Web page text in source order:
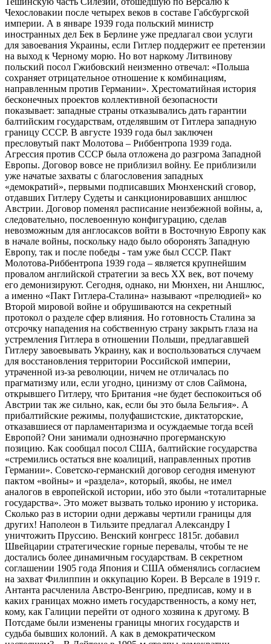
Чехословакии после четырех веков в составе Габсбургской
империи. А в январе 1939 года польский министр
иностранных дел Бек в Берлине уже предлагал свои услуги
для завоевания Украины, если Гитлер поддержит ее претензии
на выход к Черному морю. Но вот наркому Литвинову
польский посол Гжибовский неизменно отвечал: «Польша
сохраняет отрицательное отношение к комбинациям,
направленным против Германии». Хрестоматийная история
бесконечных проектов коллективной безопасности
показывает: западные страны отказывались дать гарантии
балтийским государствам, отделявшим от Гитлера западную
границу СССР. В августе 1939 года был заключен
пресловутый пакт Молотова – Риббентропа 1939 года.
Агрессия против СССР была отложена до разгрома Западной
Европы. Договор вовсе не приблизил войну. Ее приблизили
уже начатые захваты с благословения западных
«демократий», первыми подписавших Мюнхенский сговор,
отдавших Гитлеру Судеты и санкционировавших аншлюс
Австрии. Договор поменял расписание неизбежной войны, а,
следовательно, послевоенную конфигурацию, сделав
невозможным для англосаксов войти в Восточную Европу как
в начале войны, поскольку надо было оборонять Западную
Европу, так и после победы - там уже был СССР. Пакт
Молотова-Риббентропа 1939 года – является крупнейшим
провалом английской стратегии за весь ХХ век, вот почему
его демонизируют. Сегодня, однако, ни Мюнхен, ни Аншлюс,
а именно «Пакт Гитлера-Сталина» называют «прелюдией» ко
Второй мировой войне и обрушиваются на секретный
протокол о разделе сфер влияния. Но готовность Сталина за
отсрочку нападения на собственную страну закрыть глаза на
устремления Гитлера в отношении Польши, предлагавшей
Гитлеру завоевывать Украину, как и воспользоваться случаем
для восстановления территории Российской империи,
утраченной из-за революции, ничем не отличалась по
прагматизму или, если угодно, цинизму от слов Саймона,
открывшего Гитлеру, что Британия «не будет беспокоиться об
Австрии так же сильно, как, если бы это была Бельгия». А
прибалтийские режимы, полуфашистские, диктаторские,
отказавшиеся от парламентаризма и осуждаемые тогда всей
Европой? Они занимали однозначно прогерманскую
позицию. Как сообщал посол США, балтийские государства
«стремились остаться вне коалиций, направленных против
Германии». Советско-германский договор сегодня именуют
пактом «войны» и «раздела», который, якобы, не имел
аналогов в европейской истории, ибо это были «тоталитарные
государства». Это может вызвать только иронию у историка.
Сколько раз в истории одни державы чертили границы для
других! Наполеон в Тильзите предлагал Александру I
уничтожить Пруссию. Венский конгресс 1815г. добавил
Швейцарии стратегические горные перевалы, чтобы те не
достались более динамичным государствам. В секретном
соглашении 1905 года Япония и США обменялись согласием
на захват Филиппин и оккупацию Кореи. В Версале в 1919 г.
Антанта расчленила Австро-Венгрию, предписав, кому и в
каких границах можно иметь государственность, а кому нет,
кому, как Галиции перейти от одного хозяина к другому. В
Потсдаме были изменены границы многих государств и
судьба бывших колоний. А как в демократическом